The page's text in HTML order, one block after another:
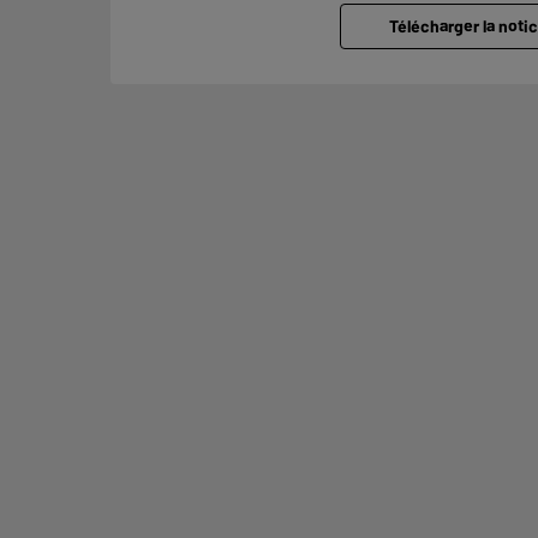
Télécharger la